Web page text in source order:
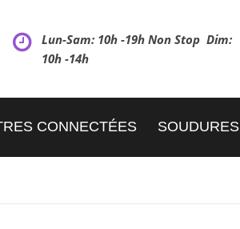
Lun-Sam: 10h -19h Non Stop Dim:
10h -14h
CONNECTÉES SOUDURES